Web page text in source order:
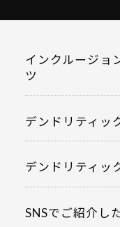
インクルージョ
ツ
デンドリティッ
デンドリティッ
SNSでご紹介し